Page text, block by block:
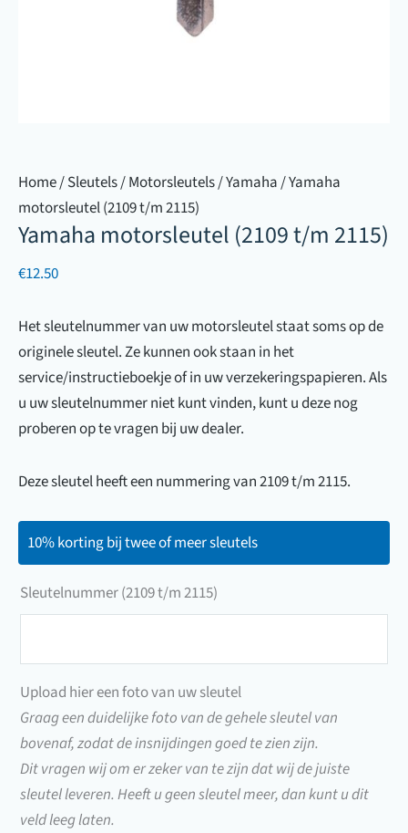
Home/Sleutels/Motorsleutels/Yamaha/ Yamaha
motorsleutel (2109 t/m 2115)
Yamaha motorsleutel (2109 t/m 2115)
€12.50
Het sleutelnummer van uw motorsleutel staat soms op de
originele sleutel. Ze kunnen ook staan in het
service/instructieboekje of in uw verzekeringspapieren. Als
u uw sleutelnummer niet kunt vinden, kunt u deze nog
proberen op te vragen bij uw dealer.
Deze sleutel heeft een nummering van 2109 t/m 2115.
10% korting bij twee of meer sleutels
Sleutelnummer (2109 t/m 2115)
2115)
Upload hier een foto van uw sleutel
Graag een duidelijke foto van de gehele sleutel van
bovenaf, zodat de insnijdingen goed te zien zijn.
Dit vragen wij om er zeker van te zijn dat wij de juiste
sleutel leveren. Heeft u geen sleutel meer, dan kunt u dit
veld leeg laten.